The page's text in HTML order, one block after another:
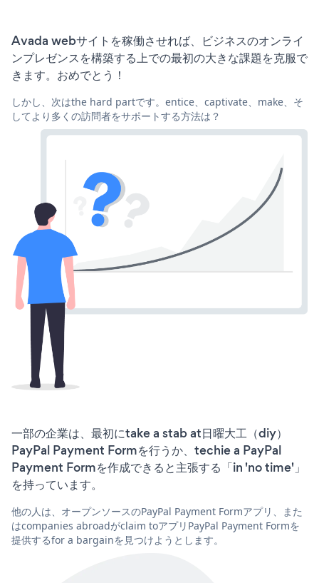
Avada webサイトを稼働させれば、ビジネスのオンライ
ンプレゼンスを構築する上での最初の大きな課題を克服で
きます。おめでとう！
しかし、次はthe hard partです。entice、captivate、make、そ
してより多くの訪問者をサポートする方法は？
一部の企業は、最初にtake a stab at日曜大工（diy）
PayPal Payment Formを行うか、techie a PayPal
Payment Formを作成できると主張する「in 'no time'」
を持っています。
他の人は、オープンソースのPayPal Payment Formアプリ、また
はcompanies abroadがclaim toアプリPayPal Payment Formを
提供するfor a bargainを見つけようとします。